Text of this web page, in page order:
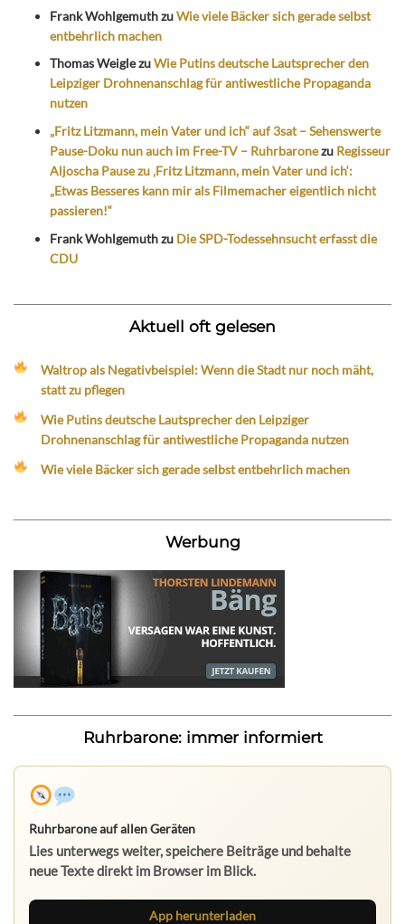
Frank WohlgemuthzuWie viele Bäcker sich gerade selbst
entbehrlich machen
Thomas WeiglezuWie Putins deutsche Lautsprecher den
Leipziger Drohnenanschlag für antiwestliche Propaganda
nutzen
„Fritz Litzmann, mein Vater und ich“ auf 3sat – Sehenswerte
Pause-Doku nun auch im Free-TV – Ruhrbaronezu Regisseur
Aljoscha Pause zu ‚Fritz Litzmann, mein Vater und ich‘:
„Etwas Besseres kann mir als Filmemacher eigentlich nicht
passieren!“
Frank Wohlgemuthzu Die SPD-Todessehnsucht erfasst die
CDU
Aktuell oft gelesen
Waltrop als Negativbeispiel: Wenn die Stadt nur noch mäht,
statt zu pflegen
Wie Putins deutsche Lautsprecher den Leipziger
Drohnenanschlag für antiwestliche Propaganda nutzen
Wie viele Bäcker sich gerade selbst entbehrlich machen
Werbung
Ruhrbarone: immer informiert
Ruhrbarone auf allen Geräten
Lies unterwegs weiter, speichere Beiträge und behalte
neue Texte direkt im Browser im Blick.
App herunterladen